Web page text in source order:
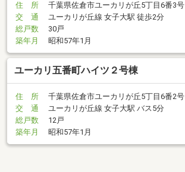
住 所
千葉県佐倉市ユーカリが丘5丁目6番3号
交 通
ユーカリが丘線 女子大駅 徒歩2分
総戸数
30戸
築年月
昭和57年1月
ユーカリ五番町ハイツ２号棟
住 所
千葉県佐倉市ユーカリが丘5丁目6番2号
交 通
ユーカリが丘線 女子大駅 バス5分
総戸数
12戸
築年月
昭和57年1月